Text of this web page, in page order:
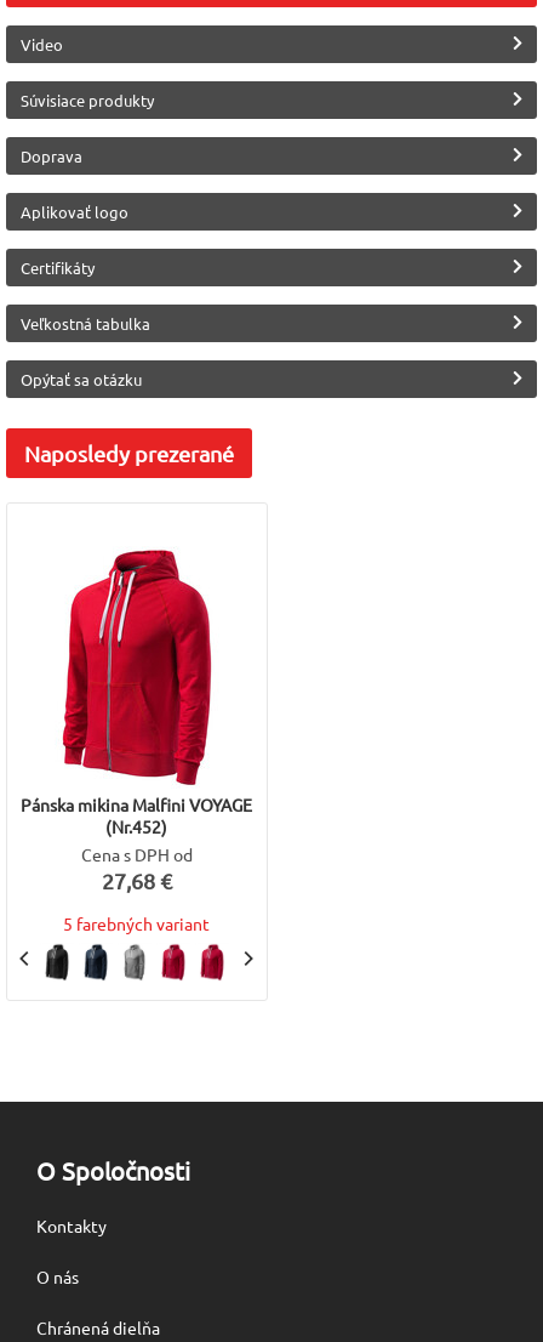
Výrobca
Malfini (Adler)
Video
Súvisiace produkty
Doprava
Aplikovať logo
Certifikáty
Veľkostná tabulka
Opýtať sa otázku
Naposledyprezerané
Pánska mikina Malfini VOYAGE
(Nr.452)
Cena s DPH od
27,68 €
5 farebných variant
O Spoločnosti
Kontakty
O nás
Chránená dielňa